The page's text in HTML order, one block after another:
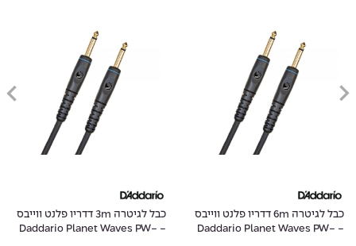
כבל לגיטרה 6m דדריו פלנט ווייבס
- Daddario Planet Waves PW-
כבל לגיטרה 3m דדריו פלנט ווייבס
- Daddario Planet Waves PW-